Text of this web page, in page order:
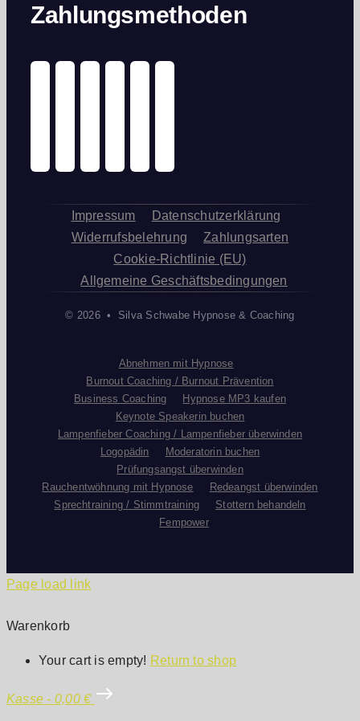
Zahlungsmethoden
Impressum
Datenschutzerklärung
Widerrufsbelehrung
Zahlungsarten
Cookie-Richtlinie (EU)
Allgemeine Geschäftsbedingungen
© 2026 • Silva Schwabe Hypnose & Coaching
Abnehmen mit Hypnose
Burnout Coaching / Burnout Prävention
Business Coaching
Hypnose MP3 kaufen
Keynote Speakerin buchen
Lampenfieber Coaching / Lampenfieber überwinden
Logopädin
Moderatorin buchen
Prüfungsangst überwinden
Rauchentwöhnung mit Hypnose
Redeangst überwinden
Sprechtraining / Stimmtraining
Stottern behandeln
Fempower
Page load link
Warenkorb
Your cart is empty! Return to shop
Kasse - 0,00 €